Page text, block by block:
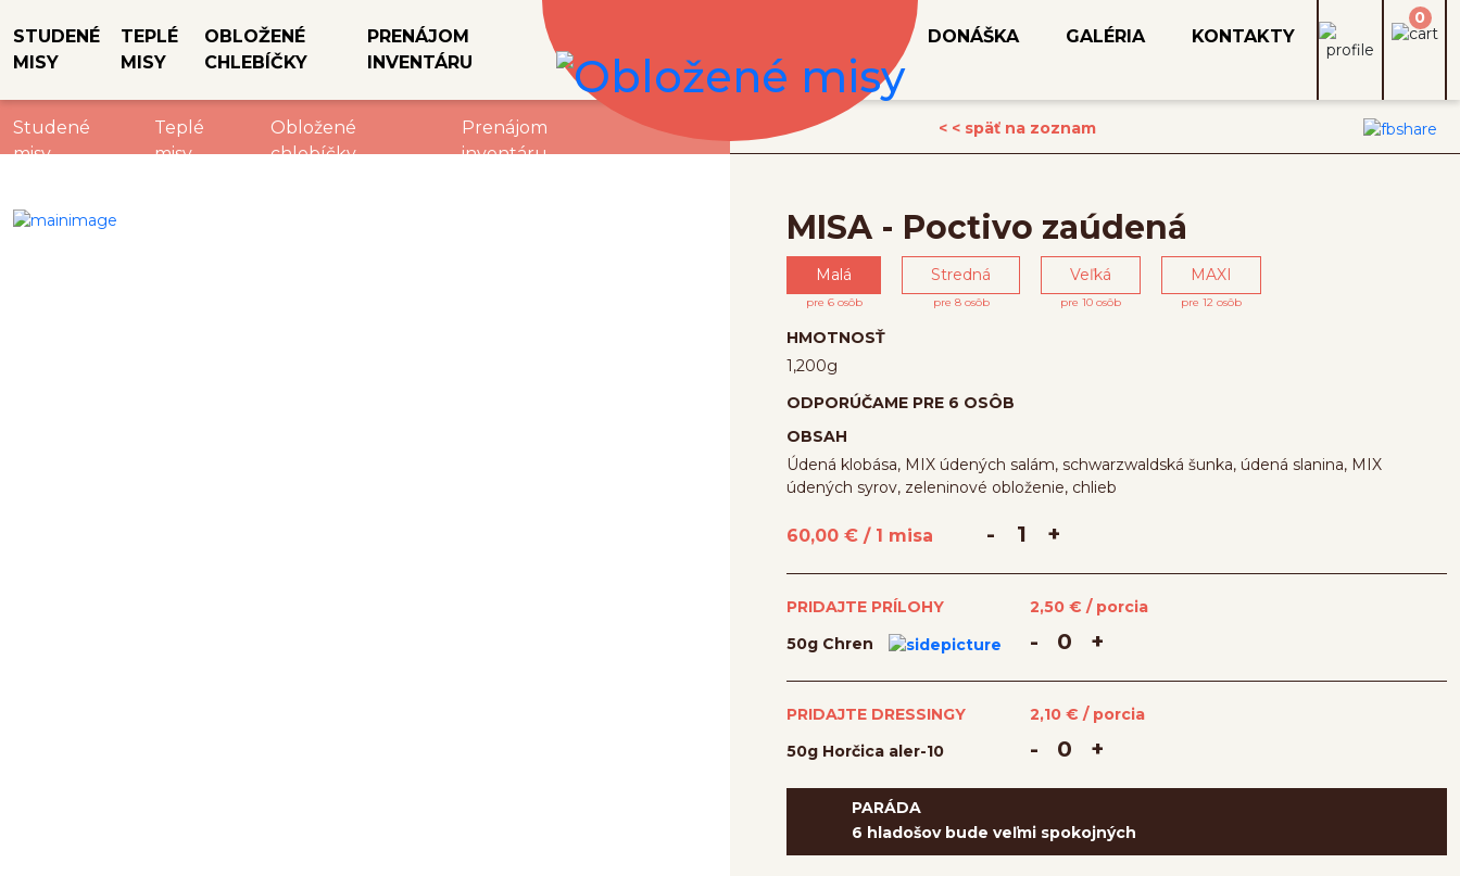
STUDENÉ
MISY
TEPLÉ
MISY
OBLOŽENÉ
CHLEBÍČKY
PRENÁJOM
INVENTÁRU
DONÁŠKA GALÉRIA KONTAKTY
0
Studené
misy
Teplé
misy
Obložené
chlebíčky
Prenájom
inventáru
< < späť na zoznam
MISA - Poctivo zaúdená
Malá
pre 6 osôb
Stredná
pre 8 osôb
Veľká
pre 10 osôb
MAXI
pre 12 osôb
HMOTNOSŤ
1,200g
ODPORÚČAME PRE 6 OSÔB
OBSAH
Údená klobása, MIX údených salám, schwarzwaldská šunka, údená slanina, MIX
údených syrov, zeleninové obloženie, chlieb
60,00 € / 1 misa - +
PRIDAJTE PRÍLOHY 2,50 € / porcia
50g Chren
- +
PRIDAJTE DRESSINGY 2,10 € / porcia
50g Horčica aler-10
- +
PARÁDA
6 hladošov bude veľmi spokojných